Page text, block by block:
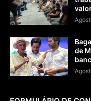
de